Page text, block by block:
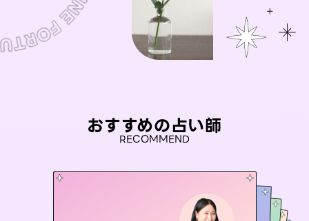
おすすめの占い師
RECOMMEND